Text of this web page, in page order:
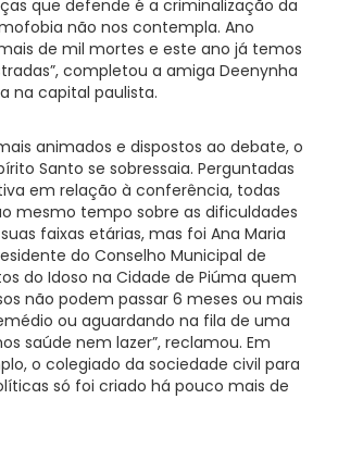
que defende é a criminalização da
não nos contempla. Ano
de mil mortes e este ano já temos
completou a amiga Deenynha
na capital paulista.
animados e dispostos ao debate, o
Santo se sobressaia. Perguntadas
em relação à conferência, todas
mesmo tempo sobre as dificuldades
faixas etárias, mas foi Ana Maria
do Conselho Municipal de
do Idoso na Cidade de Piúma quem
não podem passar 6 meses ou mais
ou aguardando na fila de uma
saúde nem lazer”, reclamou. Em
o colegiado da sociedade civil para
só foi criado há pouco mais de